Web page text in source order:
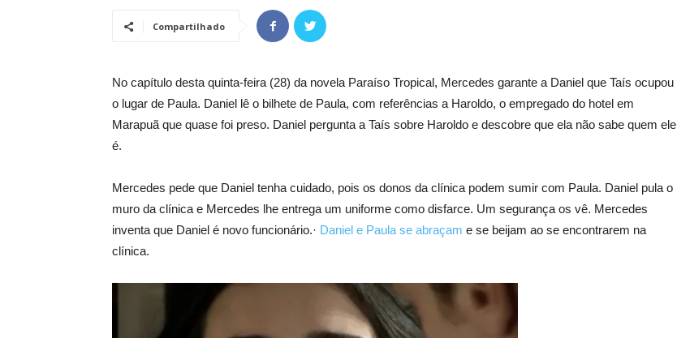
Compartilhado
No capítulo desta quinta-feira (28) da novela Paraíso Tropical, Mercedes garante a Daniel que Taís ocupou
o lugar de Paula. Daniel lê o bilhete de Paula, com referências a Haroldo, o empregado do hotel em
Marapuã que quase foi preso. Daniel pergunta a Taís sobre Haroldo e descobre que ela não sabe quem ele
é.
Mercedes pede que Daniel tenha cuidado, pois os donos da clínica podem sumir com Paula. Daniel pula o
muro da clínica e Mercedes lhe entrega um uniforme como disfarce. Um segurança os vê. Mercedes
inventa que Daniel é novo funcionário.· Daniel e Paula se abraçam e se beijam ao se encontrarem na
clínica.